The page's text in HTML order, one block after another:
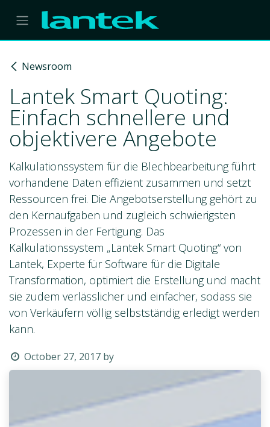
Skip to Content
Newsroom
Lantek Smart Quoting:
Einfach schnellere und
objektivere Angebote
Kalkulationssystem für die Blechbearbeitung führt
vorhandene Daten effizient zusammen und setzt
Ressourcen frei. Die Angebotserstellung gehört zu
den Kernaufgaben und zugleich schwierigsten
Prozessen in der Fertigung. Das
Kalkulationssystem „Lantek Smart Quoting“ von
Lantek, Experte für Software für die Digitale
Transformation, optimiert die Erstellung und macht
sie zudem verlässlicher und einfacher, sodass sie
von Verkäufern völlig selbstständig erledigt werden
kann.
October 27, 2017 by